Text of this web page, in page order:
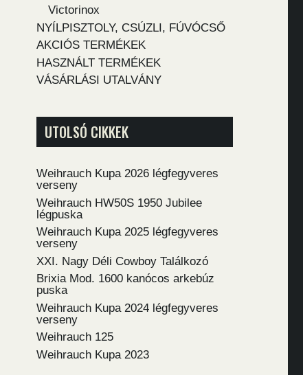
Victorinox
NYÍLPISZTOLY, CSÚZLI, FÚVÓCSŐ
AKCIÓS TERMÉKEK
HASZNÁLT TERMÉKEK
VÁSÁRLÁSI UTALVÁNY
UTOLSÓ CIKKEK
Weihrauch Kupa 2026 légfegyveres
verseny
Weihrauch HW50S 1950 Jubilee
légpuska
Weihrauch Kupa 2025 légfegyveres
verseny
XXI. Nagy Déli Cowboy Találkozó
Brixia Mod. 1600 kanócos arkebúz
puska
Weihrauch Kupa 2024 légfegyveres
verseny
Weihrauch 125
Weihrauch Kupa 2023